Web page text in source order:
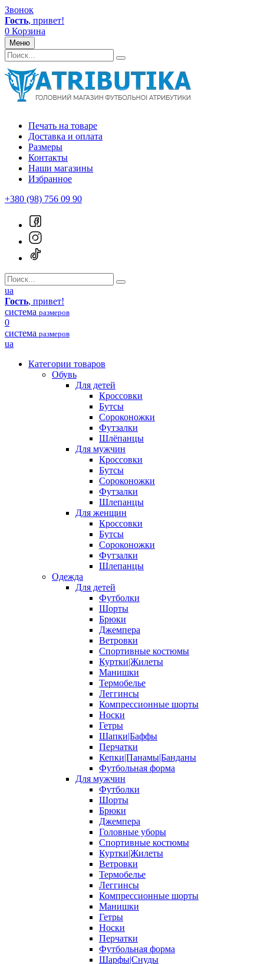
Звонок
Гость, привет!
0 Корзина
Меню
Печать на товаре
Доставка и оплата
Размеры
Контакты
Наши магазины
Избранное
+380 (98) 756 09 90
ua
Гость, привет!
система размеров
0
система размеров
ua
Категории товаров
Обувь
Для детей
Кроссовки
Бутсы
Сороконожки
Футзалки
Шлёпанцы
Для мужчин
Кроссовки
Бутсы
Сороконожки
Футзалки
Шлепанцы
Для женщин
Кроссовки
Бутсы
Сороконожки
Футзалки
Шлепанцы
Одежда
Для детей
Футболки
Шорты
Брюки
Джемпера
Ветровки
Спортивные костюмы
Куртки|Жилеты
Манишки
Термобелье
Леггинсы
Компрессионные шорты
Носки
Гетры
Шапки|Баффы
Перчатки
Кепки|Панамы|Банданы
Футбольная форма
Для мужчин
Футболки
Шорты
Брюки
Джемпера
Головные уборы
Спортивные костюмы
Куртки|Жилеты
Ветровки
Термобелье
Леггинсы
Компрессионные шорты
Манишки
Гетры
Носки
Перчатки
Футбольная форма
Шарфы|Снуды